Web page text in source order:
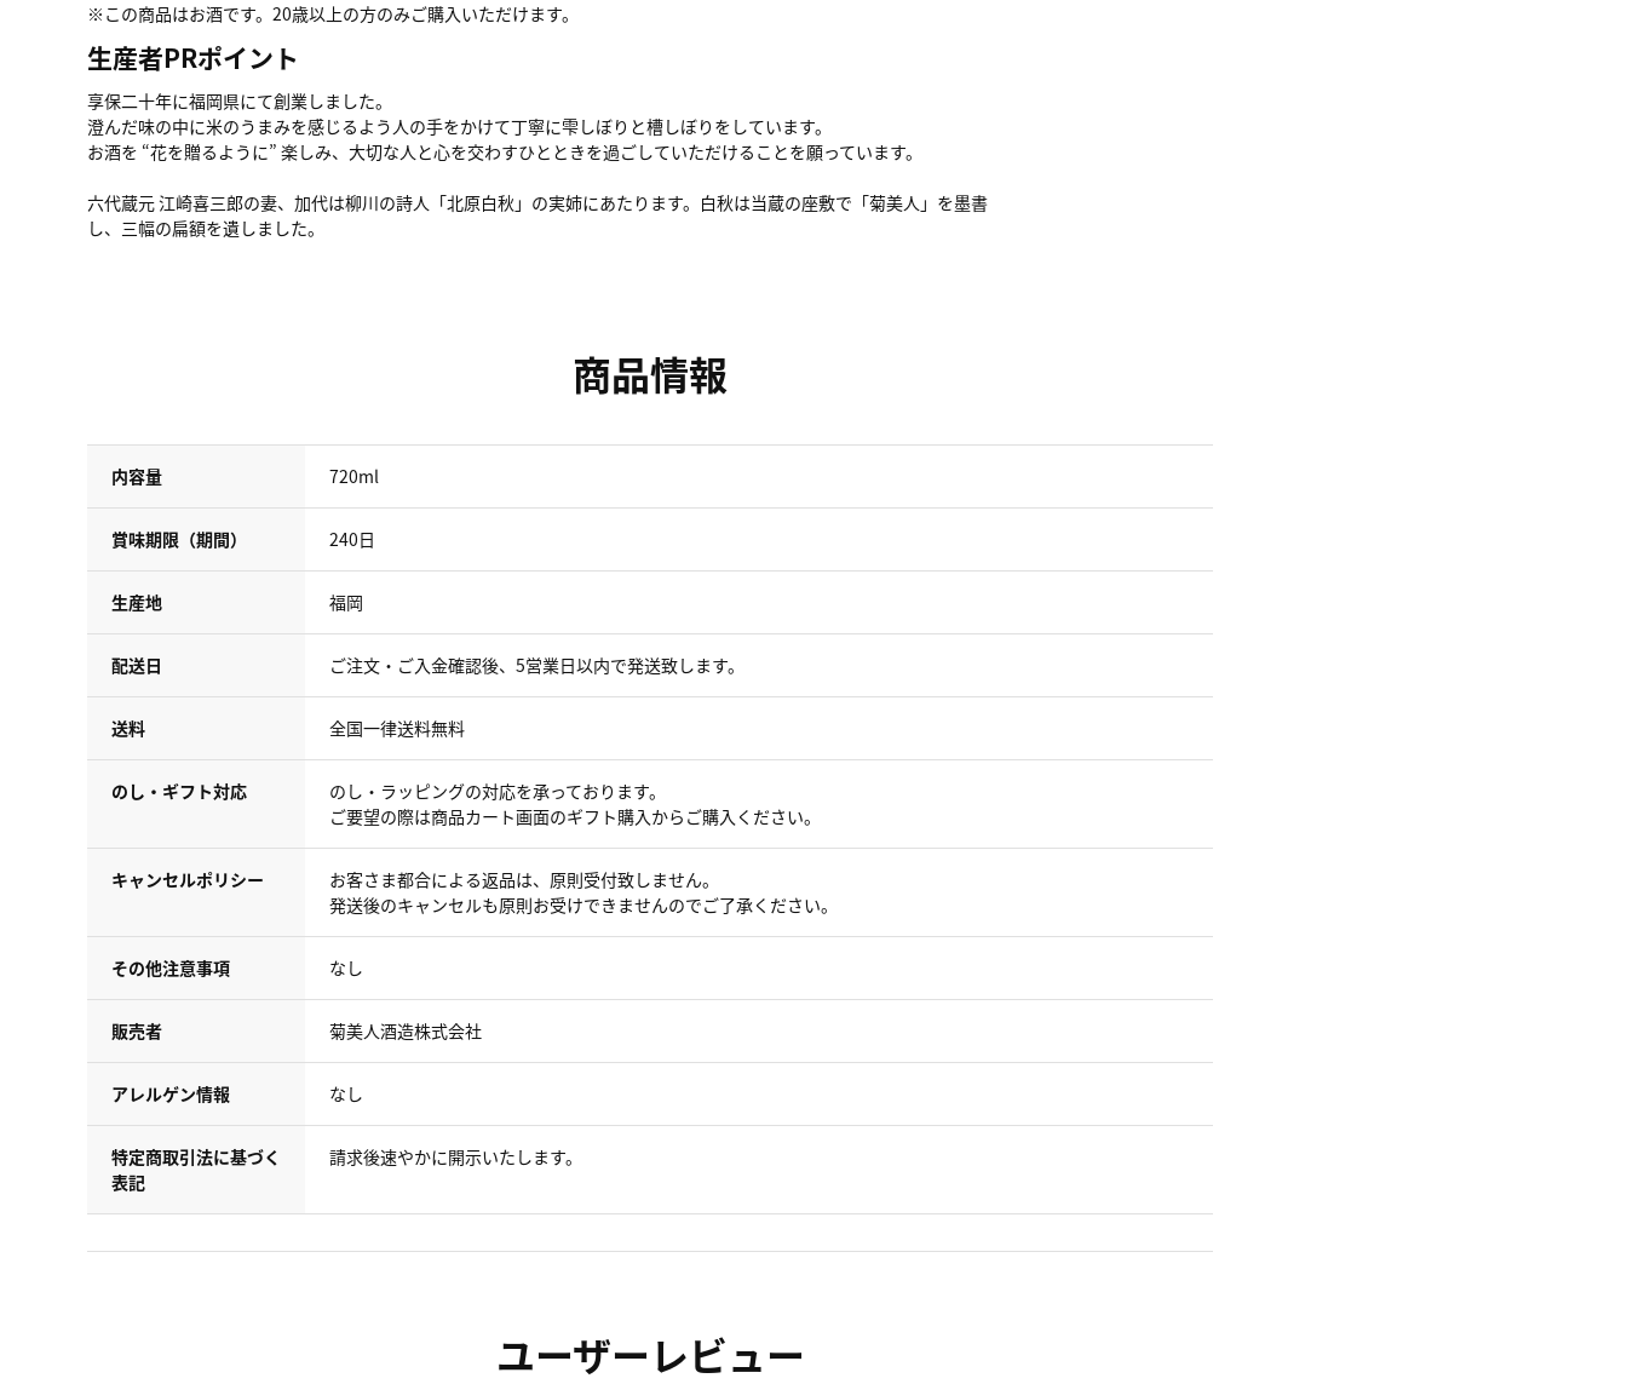
※この商品はお酒です。20歳以上の方のみご購入いただけます。
生産者PRポイント
享保二十年に福岡県にて創業しました。
澄んだ味の中に米のうまみを感じるよう人の手をかけて丁寧に雫しぼりと槽しぼりをしています。
お酒を “花を贈るように” 楽しみ、大切な人と心を交わすひとときを過ごしていただけることを願っています。
六代蔵元 江崎喜三郎の妻、加代は柳川の詩人「北原白秋」の実姉にあたります。白秋は当蔵の座敷で「菊美人」を墨書
し、三幅の扁額を遺しました。
商品情報
内容量 720ml
賞味期限（期間） 240日
生産地 福岡
配送日 ご注文・ご入金確認後、5営業日以内で発送致します。
送料 全国一律送料無料
のし・ギフト対応
のし・ラッピングの対応を承っております。
ご要望の際は商品カート画面のギフト購入からご購入ください。
キャンセルポリシー
お客さま都合による返品は、原則受付致しません。
発送後のキャンセルも原則お受けできませんのでご了承ください。
その他注意事項 なし
販売者 菊美人酒造株式会社
アレルゲン情報 なし
特定商取引法に基づく
表記
請求後速やかに開示いたします。
ユーザーレビュー